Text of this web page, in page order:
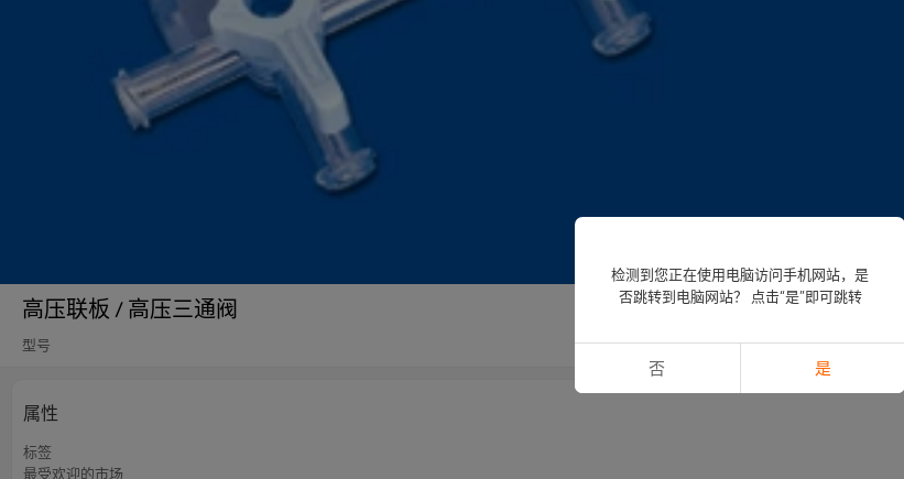
高压联板 / 高压三通阀
型号
属性
标签
最受欢迎的市场
检测到您正在使用电脑访问手机网站，是
否跳转到电脑网站？ 点击“是”即可跳转
否 是